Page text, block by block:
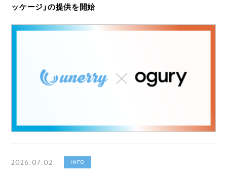
ッケージ」の提供を開始
2026.07.02 INFO